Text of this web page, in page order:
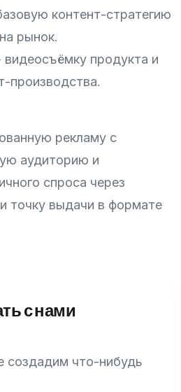
контент-стратегию
рынок.
продукта и
производства.
рекламу с
аудиторию и
спроса через
точку выдачи в формате
с нами
создадим что-нибудь